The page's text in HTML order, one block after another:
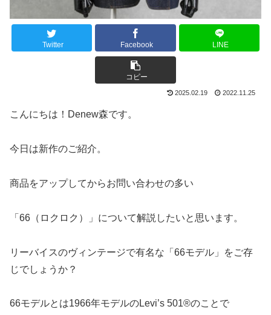
Twitter Facebook LINE
コピー
2025.02.19 2022.11.25
こんにちは！Denew森です。
今日は新作のご紹介。
商品をアップしてからお問い合わせの多い
「66（ロクロク）」について解説したいと思います。
リーバイスのヴィンテージで有名な「66モデル」をご存
じでしょうか？
66モデルとは1966年モデルのLevi’s 501®のことで